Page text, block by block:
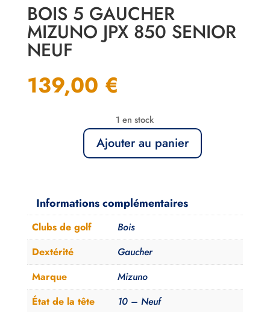
BOIS 5 GAUCHER
MIZUNO JPX 850 SENIOR
NEUF
139,00 €
1 en stock
quantité
5
Gaucher
Mizuno
JPX
850
Neuf
Ajouter au panier
Informations complémentaires
Clubs de golf
Bois
Dextérité
Gaucher
Marque
Mizuno
État de la tête
10 – Neuf